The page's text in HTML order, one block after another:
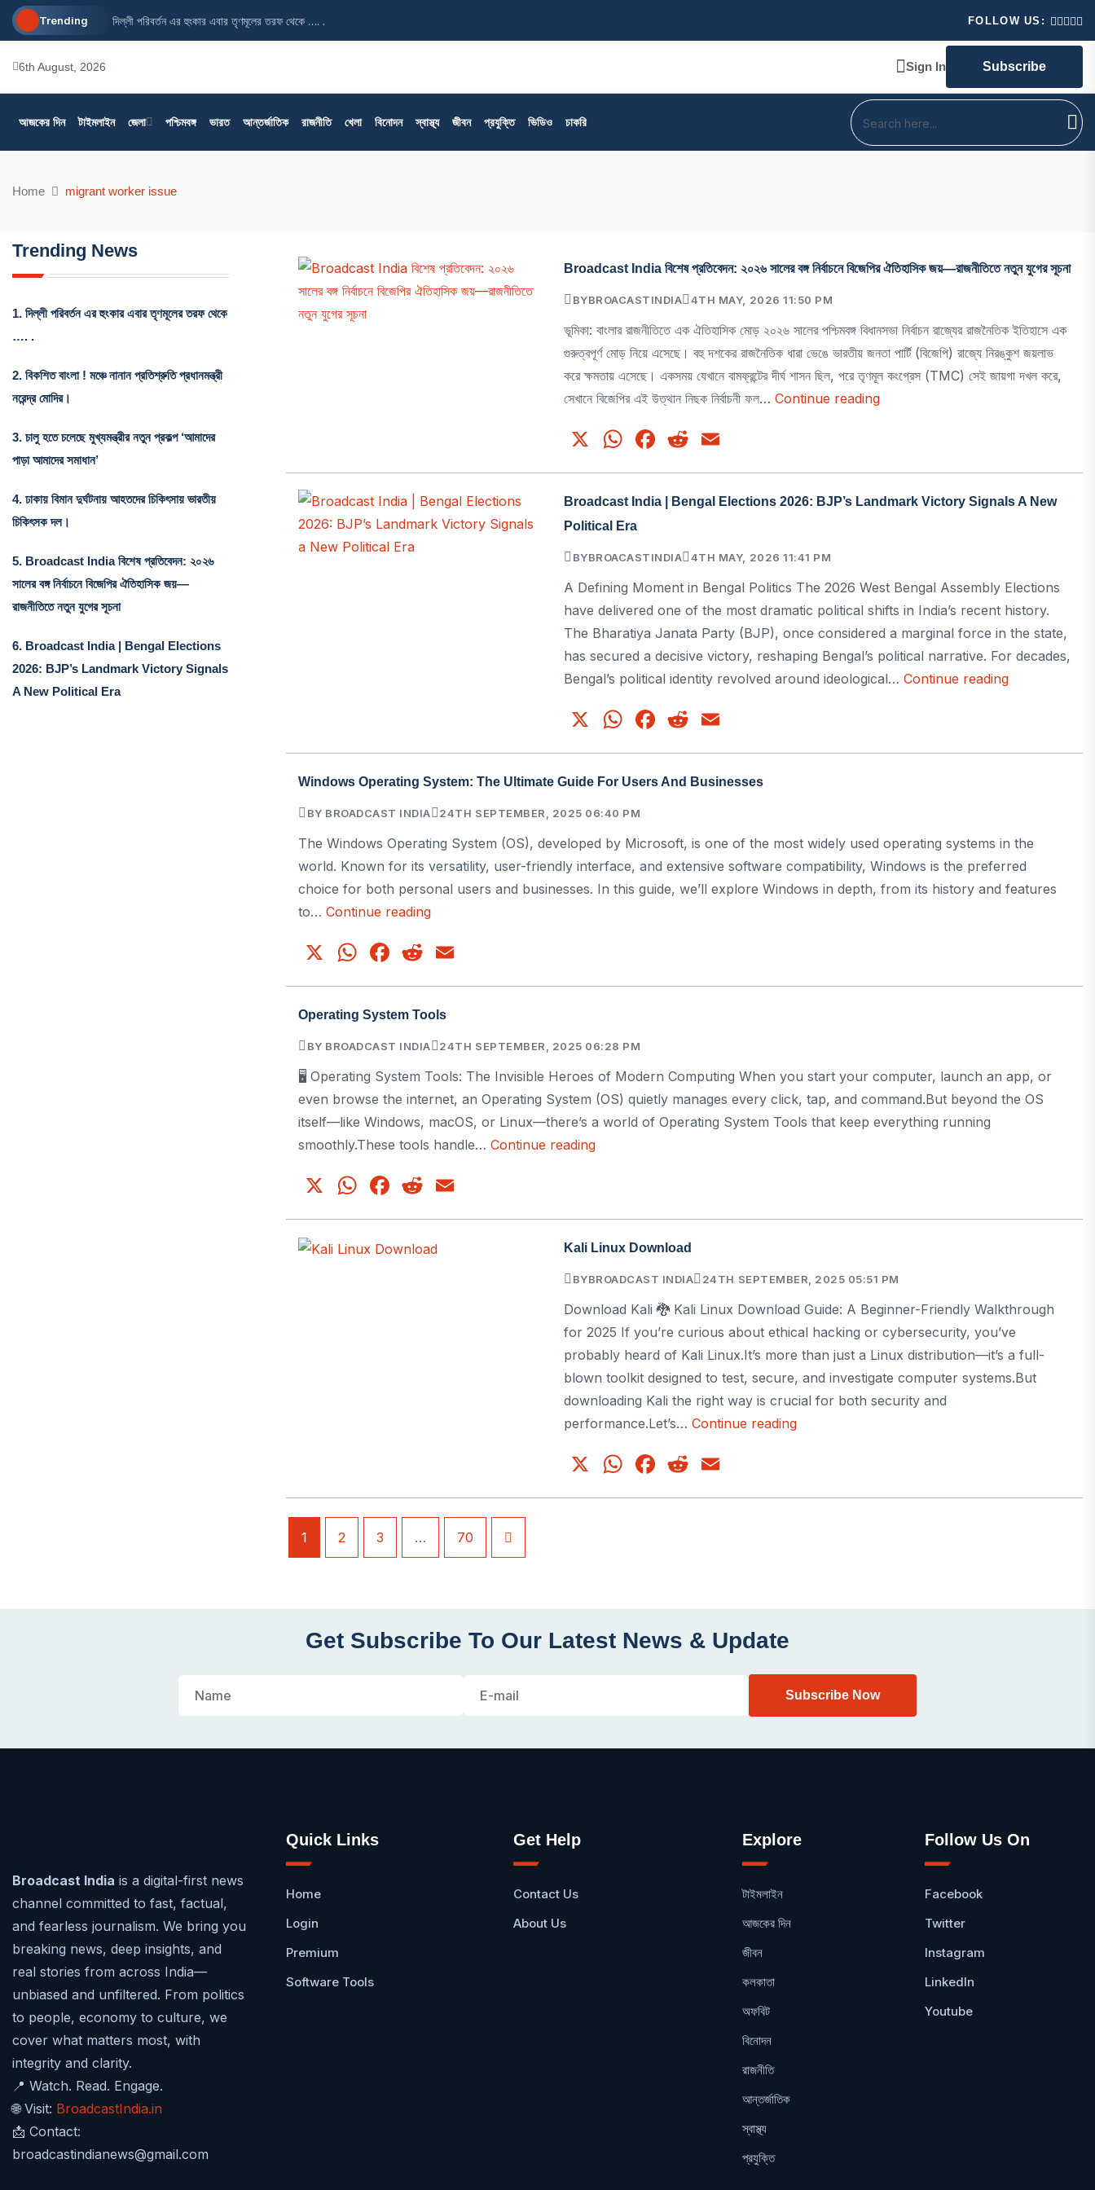
Trending দিল্লী পরিবর্তন এর হুংকার এবার তৃণমূলের তরফ থেকে …. . FOLLOW US:
6th August, 2026 Sign In Subscribe
আজকের দিন টাইমলাইন জেলা পশ্চিমবঙ্গ ভারত আন্তর্জাতিক রাজনীতি খেলা বিনোদন স্বাস্থ্য জীবন প্রযুক্তি ভিডিও চাকরি
Home migrant worker issue
Trending News
1. দিল্লী পরিবর্তন এর হুংকার এবার তৃণমূলের তরফ থেকে
…. .
2. বিকশিত বাংলা ! মঞ্চে নানান প্রতিশ্রুতি প্রধানমন্ত্রী
নরেন্দ্র মোদির।
3. চালু হতে চলেছে মুখ্যমন্ত্রীর নতুন প্রকল্প ‘আমাদের
পাড়া আমাদের সমাধান’
4. ঢাকায় বিমান দুর্ঘটনায় আহতদের চিকিৎসায় ভারতীয়
চিকিৎসক দল।
5. Broadcast India বিশেষ প্রতিবেদন: ২০২৬
সালের বঙ্গ নির্বাচনে বিজেপির ঐতিহাসিক জয়—
রাজনীতিতে নতুন যুগের সূচনা
6. Broadcast India | Bengal Elections
2026: BJP’s Landmark Victory Signals
A New Political Era
Broadcast India বিশেষ প্রতিবেদন: ২০২৬ সালের বঙ্গ নির্বাচনে বিজেপির ঐতিহাসিক জয়—রাজনীতিতে নতুন যুগের সূচনা
BYBROACASTINDIA 4TH MAY, 2026 11:50 PM
ভূমিকা: বাংলার রাজনীতিতে এক ঐতিহাসিক মোড় ২০২৬ সালের পশ্চিমবঙ্গ বিধানসভা নির্বাচন রাজ্যের রাজনৈতিক ইতিহাসে এক
গুরুত্বপূর্ণ মোড় নিয়ে এসেছে। বহু দশকের রাজনৈতিক ধারা ভেঙে ভারতীয় জনতা পার্টি (বিজেপি) রাজ্যে নিরঙ্কুশ জয়লাভ
করে ক্ষমতায় এসেছে। একসময় যেখানে বামফ্রন্টের দীর্ঘ শাসন ছিল, পরে তৃণমূল কংগ্রেস (TMC) সেই জায়গা দখল করে,
সেখানে বিজেপির এই উত্থান নিছক নির্বাচনী ফল… Continue readingBroadcast
বিজেপির
ঐতিহাসিক
জয়
রাজনীতিতে
X WhatsApp
Facebook
Reddit
Broadcast India | Bengal Elections 2026: BJP’s Landmark Victory Signals A New
Political Era
BYBROACASTINDIA 4TH MAY, 2026 11:41 PM
A Defining Moment in Bengal Politics The 2026 West Bengal Assembly Elections
have delivered one of the most dramatic political shifts in India’s recent history.
The Bharatiya Janata Party (BJP), once considered a marginal force in the state,
has secured a decisive victory, reshaping Bengal’s political narrative. For decades,
Bengal’s political identity revolved around ideological… Continue readingBroadcast
Landmark
Victory
Signals
X WhatsApp
Facebook
Reddit
Windows Operating System: The Ultimate Guide For Users And Businesses
BY BROADCAST INDIA 24TH SEPTEMBER, 2025 06:40 PM
The Windows Operating System (OS), developed by Microsoft, is one of the most widely used operating systems in the
world. Known for its versatility, user-friendly interface, and extensive software compatibility, Windows is the preferred
choice for both personal users and businesses. In this guide, we’ll explore Windows in depth, from its history and features
to… Continue readingWindows
System:
for
Users
and
Businesses
X WhatsApp
Facebook
Reddit
Operating System Tools
BY BROADCAST INDIA 24TH SEPTEMBER, 2025 06:28 PM
🖥️ Operating System Tools: The Invisible Heroes of Modern Computing When you start your computer, launch an app, or
even browse the internet, an Operating System (OS) quietly manages every click, tap, and command.But beyond the OS
itself—like Windows, macOS, or Linux—there’s a world of Operating System Tools that keep everything running
smoothly.These tools handle… Continue readingOperating
X WhatsApp
Facebook
Reddit
Kali Linux Download
BYBROADCAST INDIA 24TH SEPTEMBER, 2025 05:51 PM
Download Kali 🐉 Kali Linux Download Guide: A Beginner-Friendly Walkthrough
for 2025 If you’re curious about ethical hacking or cybersecurity, you’ve
probably heard of Kali Linux.It’s more than just a Linux distribution—it’s a full-
blown toolkit designed to test, secure, and investigate computer systems.But
downloading Kali the right way is crucial for both security and
performance.Let’s… Continue readingKali
X WhatsApp
Facebook
Reddit
1 2 3 … 70
Get Subscribe To Our Latest News & Update
Broadcast India is a digital-first news
channel committed to fast, factual,
and fearless journalism. We bring you
breaking news, deep insights, and
real stories from across India—
unbiased and unfiltered. From politics
to people, economy to culture, we
cover what matters most, with
integrity and clarity.
📍 Watch. Read. Engage.
🌐 Visit: BroadcastIndia.in
📩 Contact:
broadcastindianews@gmail.com
Quick Links
Home
Login
Premium
Software Tools
Get Help
Contact Us
About Us
Explore
টাইমলাইন
আজকের দিন
জীবন
কলকাতা
অফবিট
বিনোদন
রাজনীতি
আন্তর্জাতিক
স্বাস্থ্য
প্রযুক্তি
Follow Us On
Facebook
Twitter
Instagram
LinkedIn
Youtube